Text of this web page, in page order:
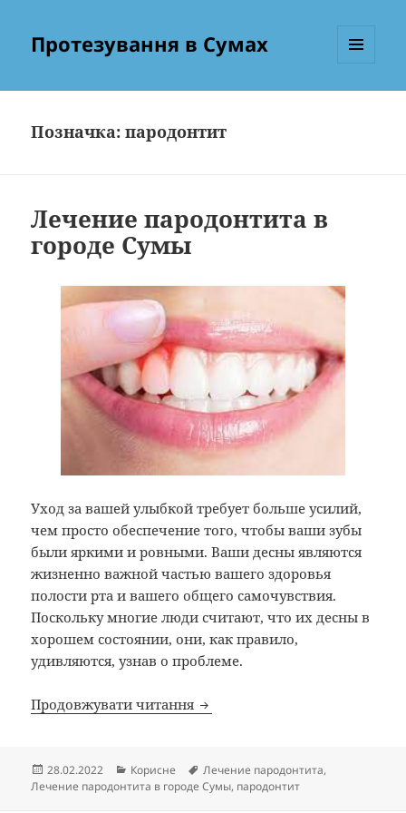
Протезування в Сумах
Позначка:пародонтит
Лечение пародонтита в
городе Сумы
Уход за вашей улыбкой требует больше усилий,
чем просто обеспечение того, чтобы ваши зубы
были яркими и ровными. Ваши десны являются
жизненно важной частью вашего здоровья
полости рта и вашего общего самочувствия.
Поскольку многие люди считают, что их десны в
хорошем состоянии, они, как правило,
удивляются, узнав о проблеме.
Продовжувати читання Лечение пародонтита в
Опубліковано
28.02.2022 Категорії
Корисне Позначки
Лечение пародонтита,
Лечение пародонтита в городе Сумы, пародонтит